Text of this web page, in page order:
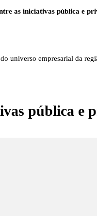
as iniciativas pública e
universo empresarial da
pública e